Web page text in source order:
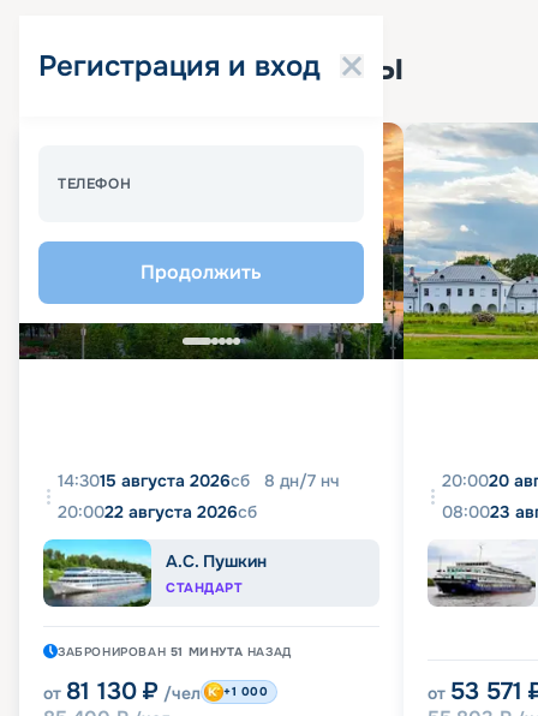
Регистрация и вход
ТЕЛЕФОН
Продолжить
Популярные круизы
14:3015 августа 2026сб 8 дн/7 нч
20:0022 августа 2026сб
А.С. Пушкин
СТАНДАРТ
ЗАБРОНИРОВАН 51 МИНУТА НАЗАД
от 81 130 ₽ /чел +1 000
20:0020
08:0023
от 53 571